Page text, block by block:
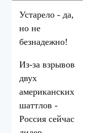
Устарело - да,
но не
безнадежно!
Из-за взрывов
двух
американских
шаттлов -
Россия сейчас